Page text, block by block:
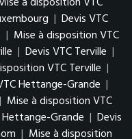
| Devis VTC
| Mise à disposition VTC
| Devis VTC Terville |
VTC Terville |
Hettange-Grande |
| Mise à disposition VTC
Grande | Devis
| Mise à disposition